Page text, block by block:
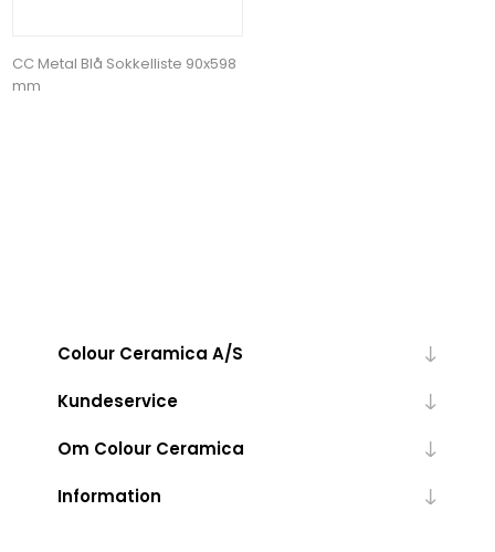
CC Metal Blå Sokkelliste 90x598
mm
Colour Ceramica A/S
Kundeservice
Om Colour Ceramica
Information